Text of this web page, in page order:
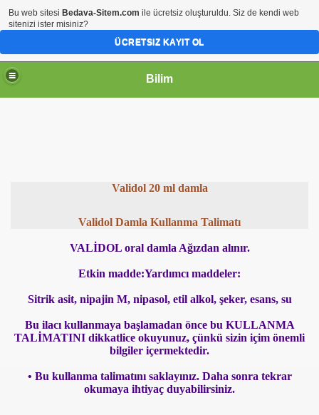
Bilim
Validol 20 ml damla
Validol Damla Kullanma Talimatı
VALİDOL oral damla Ağızdan alınır.
Etkin madde:Yardımcı maddeler:
Sitrik asit, nipajin M, nipasol, etil alkol, şeker, esans, su
Bu ilacı kullanmaya başlamadan önce bu KULLANMA
TALİMATINI dikkatlice okuyunuz, çünkü sizin içim önemli
bilgiler içermektedir.
• Bu kullanma talimatını saklayınız. Daha sonra tekrar
okumaya ihtiyaç duyabilirsiniz.
Bu web sitesi Bedava-Sitem.com ile ücretsiz oluşturuldu. Siz de kendi web
sitenizi ister misiniz?
ÜCRETSIZ KAYIT OL